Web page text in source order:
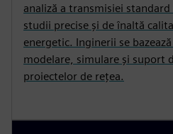
analiză a transmisiei
studii precise și de înaltă
energetic. Inginerii se bazează
modelare, simulare și suport
proiectelor de rețea.